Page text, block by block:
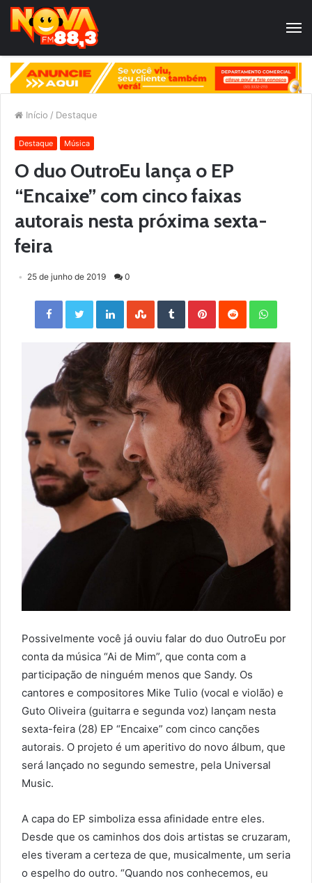
Início / Destaque
Destaque Música
O duo OutroEu lança o EP
“Encaixe” com cinco faixas
autorais nesta próxima sexta-
feira
25 de junho de 2019 0
Facebook Twitter LinkedIn StumbleUpon Tumblr Pinterest Reddit
Possivelmente você já ouviu falar do duo OutroEu por
conta da música “Ai de Mim”, que conta com a
participação de ninguém menos que Sandy. Os
cantores e compositores Mike Tulio (vocal e violão) e
Guto Oliveira (guitarra e segunda voz) lançam nesta
sexta-feira (28) EP “Encaixe” com cinco canções
autorais. O projeto é um aperitivo do novo álbum, que
será lançado no segundo semestre, pela Universal
Music.
A capa do EP simboliza essa afinidade entre eles.
Desde que os caminhos dos dois artistas se cruzaram,
eles tiveram a certeza de que, musicalmente, um seria
o espelho do outro. “Quando nos conhecemos, eu